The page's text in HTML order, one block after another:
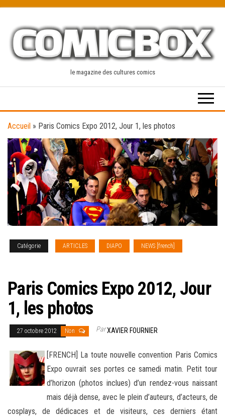
content
le magazine des cultures comics
Accueil » Paris Comics Expo 2012, Jour 1, les photos
Catégorie ARTICLES DIAPO
NEWS [french]
Paris Comics Expo 2012, Jour
1, les photos
27 octobre 2012 Non ParXAVIER FOURNIER
[FRENCH] La toute nouvelle convention Paris Comics
Expo ouvrait ses portes ce samedi matin. Petit tour
d’horizon (photos inclues) d’un rendez-vous naissant
mais déjà dense, avec le plein d’auteurs, d’acteurs, de
cosplays, de dédicaces et de visiteurs, ces derniers étant